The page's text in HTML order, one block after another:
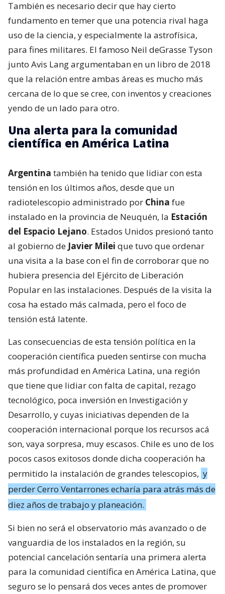
También es necesario decir que hay cierto
fundamento en temer que una potencia rival haga
uso de la ciencia, y especialmente la astrofísica,
para fines militares. El famoso Neil deGrasse Tyson
junto Avis Lang argumentaban en un libro de 2018
que la relación entre ambas áreas es mucho más
cercana de lo que se cree, con inventos y creaciones
yendo de un lado para otro.
Una alerta para la comunidad
científica en América Latina
Argentina también ha tenido que lidiar con esta
tensión en los últimos años, desde que un
radiotelescopio administrado por China fue
instalado en la provincia de Neuquén, la Estación
del Espacio Lejano. Estados Unidos presionó tanto
al gobierno de Javier Milei que tuvo que ordenar
una visita a la base con el fin de corroborar que no
hubiera presencia del Ejército de Liberación
Popular en las instalaciones. Después de la visita la
cosa ha estado más calmada, pero el foco de
tensión está latente.
Las consecuencias de esta tensión política en la
cooperación científica pueden sentirse con mucha
más profundidad en América Latina, una región
que tiene que lidiar con falta de capital, rezago
tecnológico, poca inversión en Investigación y
Desarrollo, y cuyas iniciativas dependen de la
cooperación internacional porque los recursos acá
son, vaya sorpresa, muy escasos. Chile es uno de los
pocos casos exitosos donde dicha cooperación ha
permitido la instalación de grandes telescopios, y
perder Cerro Ventarrones echaría para atrás más de
diez años de trabajo y planeación.
Si bien no será el observatorio más avanzado o de
vanguardia de los instalados en la región, su
potencial cancelación sentaría una primera alerta
para la comunidad científica en América Latina, que
seguro se lo pensará dos veces antes de promover